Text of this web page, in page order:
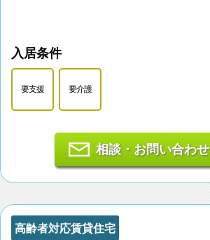
入居条件
要支援 要介護
相談・お問い合わせ
高齢者対応賃貸住宅